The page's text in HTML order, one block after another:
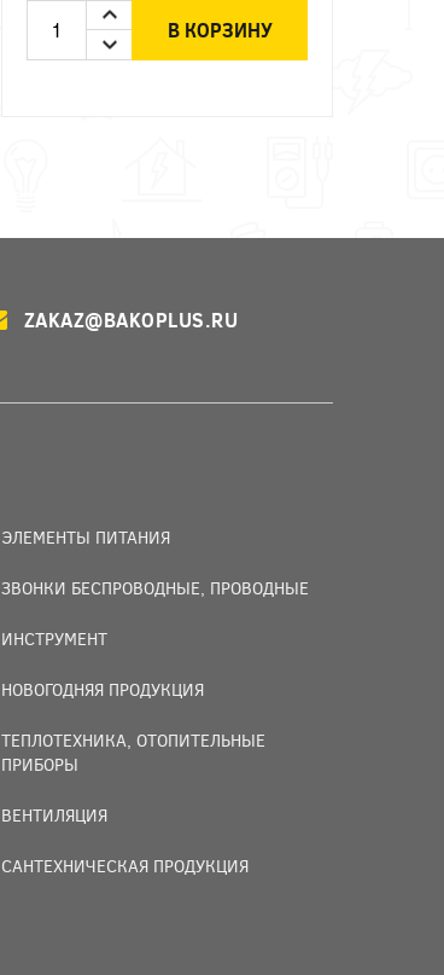
В КОРЗИНУ
ZAKAZ@BAKOPLUS.RU
ЭЛЕМЕНТЫ ПИТАНИЯ
ЗВОНКИ БЕСПРОВОДНЫЕ, ПРОВОДНЫЕ
ИНСТРУМЕНТ
НОВОГОДНЯЯ ПРОДУКЦИЯ
ТЕПЛОТЕХНИКА, ОТОПИТЕЛЬНЫЕ
ПРИБОРЫ
ВЕНТИЛЯЦИЯ
САНТЕХНИЧЕСКАЯ ПРОДУКЦИЯ